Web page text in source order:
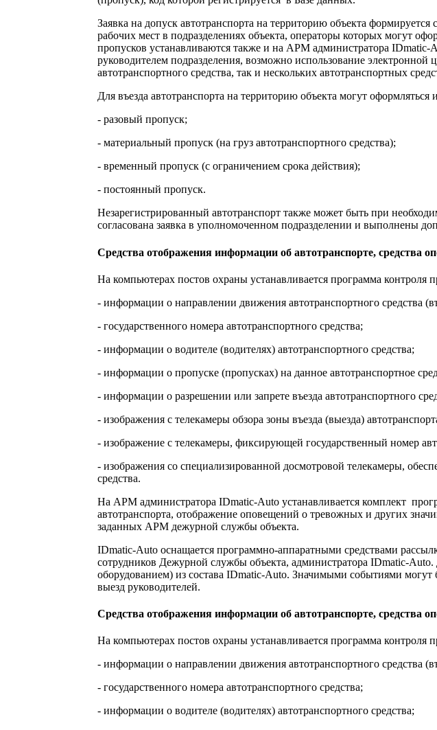
Заявка на допуск автотранспорта на территорию объекта
рабочих мест в подразделениях объекта, операторы которых могут
пропусков устанавливаются также и на АРМ администратора IDmatic-
руководителем подразделения, возможно использование
автотранспортного средства, так и нескольких автотранспортных
Для въезда автотранспорта на территорию объекта могут
- разовый пропуск;
- материальный пропуск (на груз автотранспортного средства);
- временный пропуск (с ограничением срока действия);
- постоянный пропуск.
Незарегистрированный автотранспорт также может быть при
согласована заявка в уполномоченном подразделении и выполнены
Средства отображения информации об автотранспорте, средства
На компьютерах постов охраны устанавливается программа контроля
- информации о направлении движения автотранспортного средства
- государственного номера автотранспортного средства;
- информации о водителе (водителях) автотранспортного средства;
- информации о пропуске (пропусках) на данное автотранспортное
- информации о разрешении или запрете въезда автотранспортного
- изображения с телекамеры обзора зоны въезда (выезда)
- изображение с телекамеры, фиксирующей государственный номер
- изображения со специализированной досмотровой телекамеры,
средства.
На АРМ администратора IDmatic-Auto устанавливается комплект
автотранспорта, отображение оповещений о тревожных и других
заданных АРМ дежурной службы объекта.
IDmatic-Auto оснащается программно-аппаратными средствами
сотрудников Дежурной службы объекта, администратора IDmatic-
оборудованием) из состава IDmatic-Auto. Значимыми событиями могут
выезд руководителей.
Средства отображения информации об автотранспорте, средства
На компьютерах постов охраны устанавливается программа контроля
- информации о направлении движения автотранспортного средства
- государственного номера автотранспортного средства;
- информации о водителе (водителях) автотранспортного средства;